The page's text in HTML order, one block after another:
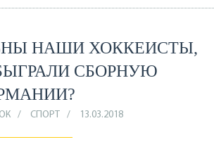
НАШИ ХОККЕИСТЫ,
СБОРНУЮ
СПОРТ 13.03.2018